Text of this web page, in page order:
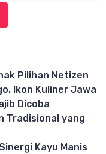
Pilihan Netizen
Ikon Kuliner Jawa
Dicoba
Tradisional yang
Kayu Manis